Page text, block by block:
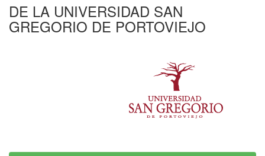
DE LA UNIVERSIDAD SAN
GREGORIO DE PORTOVIEJO